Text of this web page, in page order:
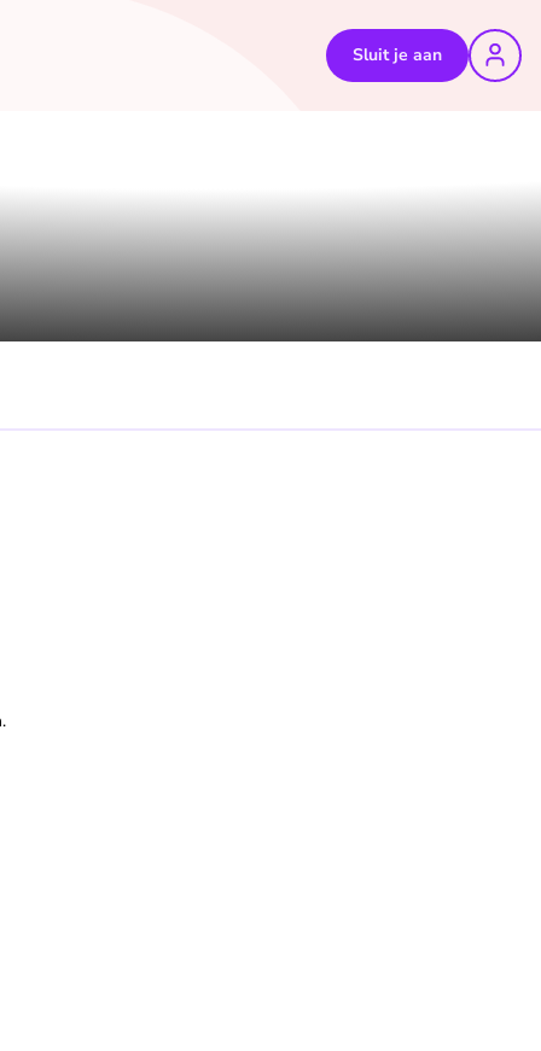
Sluit je aan